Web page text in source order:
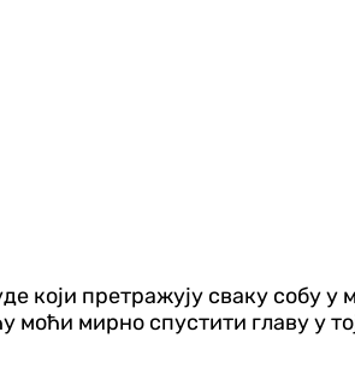
који претражују сваку собу у
мирно спустити главу у